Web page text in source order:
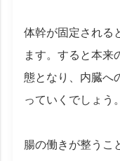
体幹が固定される
ます。すると本来
態となり、内臓へ
っていくでしょう。
腸の働きが整うこ